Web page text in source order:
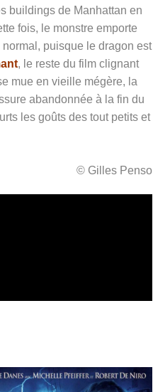
buildings de Manhattan en
fois, le monstre emporte
puisque le dragon est
, le reste du film clignant
mue en vieille mégère, la
abandonnée à la fin du
les goûts des tout petits et
© Gilles Penso